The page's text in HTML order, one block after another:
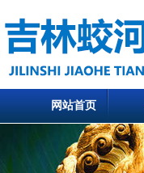
网站首页